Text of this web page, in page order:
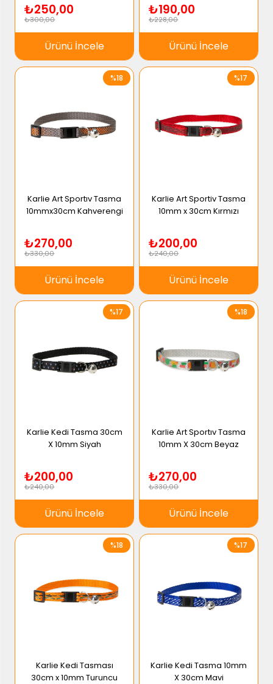
₺250,00
₺300,00
Ürünü İncele
₺190,00
₺228,00
Ürünü İncele
Karlie Art Sportıv Tasma
10mmx30cm Kahverengi
₺270,00
₺330,00
Ürünü İncele
%18
Karlie Art Sportiv Tasma
10mm x 30cm Kırmızı
₺200,00
₺240,00
Ürünü İncele
%17
Karlie Kedi Tasma 30cm
X 10mm Siyah
₺200,00
₺240,00
Ürünü İncele
%17
Karlie Art Sportıv Tasma
10mm X 30cm Beyaz
₺270,00
₺330,00
Ürünü İncele
%18
Karlie Kedi Tasması
30cm x 10mm Turuncu
%18
Karlie Kedi Tasma 10mm
X 30cm Mavi
%17